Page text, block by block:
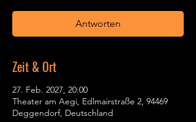
Antworten
Zeit & Ort
27. Feb. 2027, 20:00
Theater am Aegi, Edlmairstraße 2, 94469
Deggendorf, Deutschland